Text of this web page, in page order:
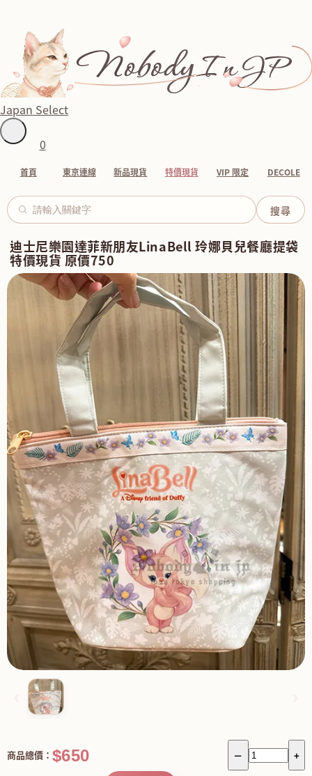
Japan Select
0
首頁 東京連線 新品現貨 特價現貨 VIP 限定 DECOLE
迪士尼樂園達菲新朋友LinaBell 玲娜貝兒餐廳提袋
特價現貨 原價750
－ +
商品總價： $650